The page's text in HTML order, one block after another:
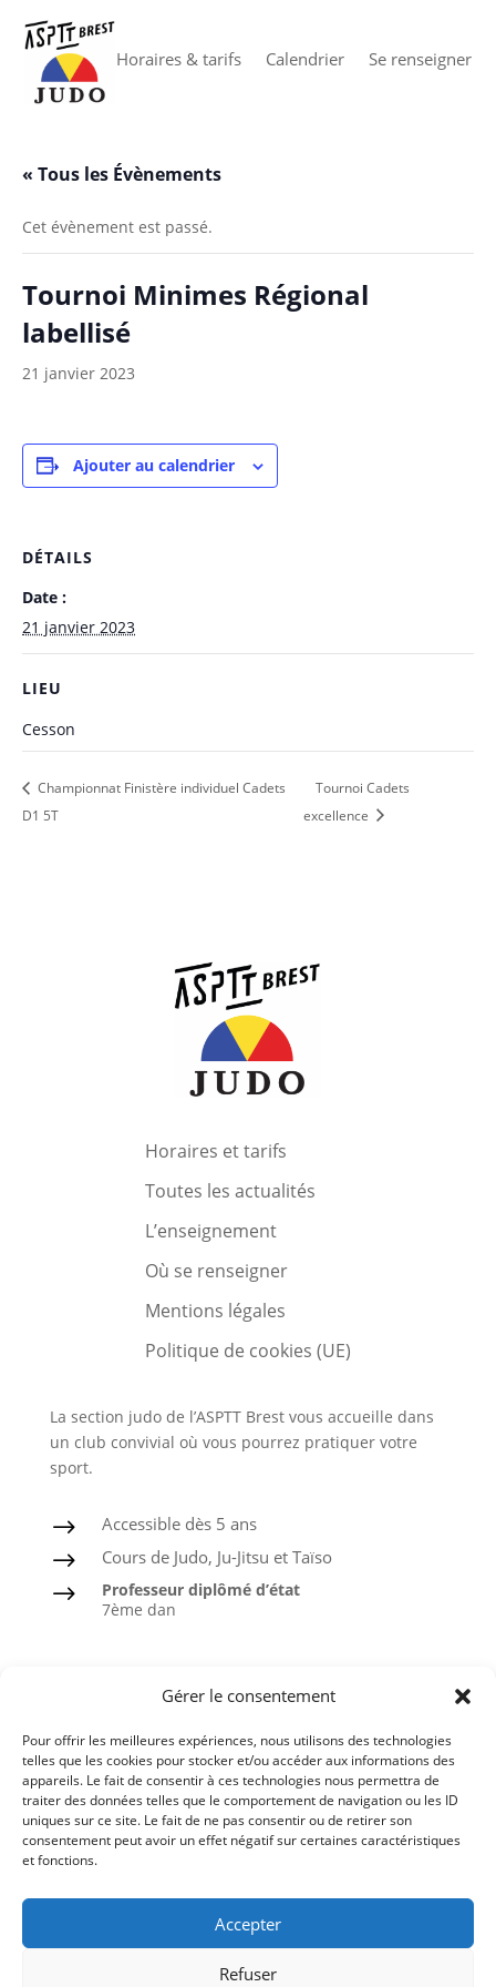
Gérer le consentement
Pour offrir les meilleures expériences, nous utilisons des technologies
telles que les cookies pour stocker et/ou accéder aux informations des
appareils. Le fait de consentir à ces technologies nous permettra de
traiter des données telles que le comportement de navigation ou les ID
uniques sur ce site. Le fait de ne pas consentir ou de retirer son
consentement peut avoir un effet négatif sur certaines caractéristiques
et fonctions.
Accepter
Refuser
Horaires & tarifs Calendrier Se renseigner
« Tous les Évènements
Cet évènement est passé.
Tournoi Minimes Régional
labellisé
21 janvier 2023
Ajouter au calendrier
DÉTAILS
Date :
21 janvier 2023
LIEU
Cesson
Championnat Finistère individuel Cadets
D1 5T
Tournoi Cadets
excellence
Horaires et tarifs
Toutes les actualités
L’enseignement
Où se renseigner
Mentions légales
Politique de cookies (UE)
La section judo de l’ASPTT Brest vous accueille dans
un club convivial où vous pourrez pratiquer votre
sport.
$ Accessible dès 5 ans
$ Cours de Judo, Ju-Jitsu et Taïso
$
Professeur diplômé d’état
7ème dan
Taïso ou Gymnastique douce
Ceintures noires formées à l’ASPTT
Comité du Finistère de Judo
Ligue de Bretagne de Judo